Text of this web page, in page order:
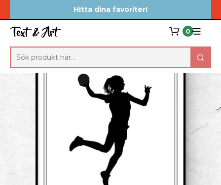
Hitta dina favoriter!
0